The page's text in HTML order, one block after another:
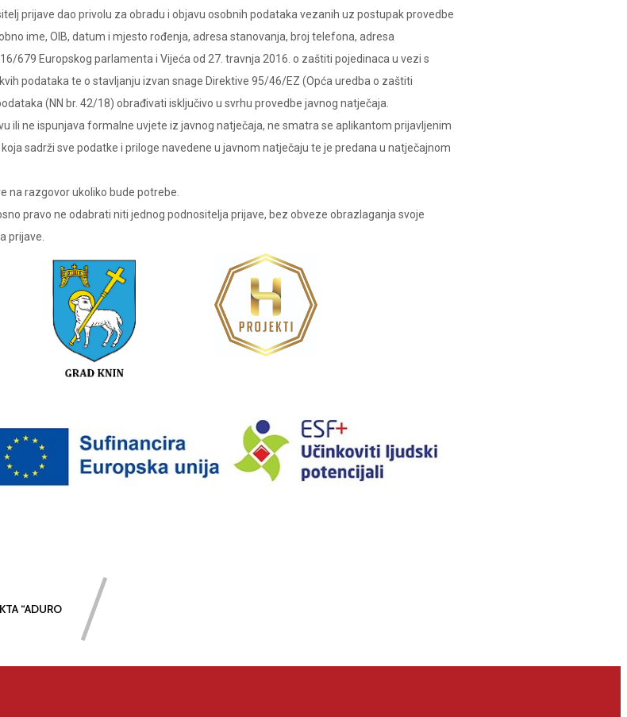
prijave dao privolu za obradu i objavu osobnih podataka vezanih uz postupak provedbe
ime, OIB, datum i mjesto rođenja, adresa stanovanja, broj telefona, adresa
679 Europskog parlamenta i Vijeća od 27. travnja 2016. o zaštiti pojedinaca u vezi s
podataka te o stavljanju izvan snage Direktive 95/46/EZ (Opća uredba o zaštiti
(NN br. 42/18) obrađivati isključivo u svrhu provedbe javnog natječaja.
ili ne ispunjava formalne uvjete iz javnog natječaja, ne smatra se aplikantom prijavljenim
sadrži sve podatke i priloge navedene u javnom natječaju te je predana u natječajnom
na razgovor ukoliko bude potrebe.
pravo ne odabrati niti jednog podnositelja prijave, bez obveze obrazlaganja svoje
prijave.
“ADURO